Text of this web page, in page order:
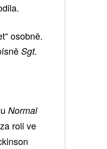
osobně.
Sgt.
Normal
roli ve